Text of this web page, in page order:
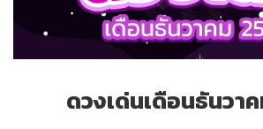
ดวงเด่นเดือนธันวา